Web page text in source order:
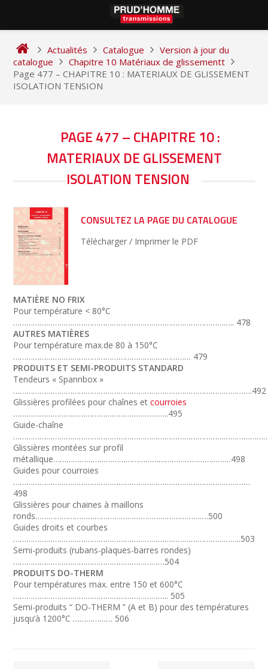
content
Actualités Catalogue
Version à jour du
catalogue
Chapitre 10 Matériaux de glissementt
Page 477 – CHAPITRE 10 : MATERIAUX DE GLISSEMENT
ISOLATION TENSION
PAGE 477 – CHAPITRE 10 :
MATERIAUX DE GLISSEMENT
ISOLATION TENSION
CONSULTEZ LA PAGE DU CATALOGUE
Télécharger / Imprimer le PDF
MATIÈRE NO FRIX
Pour température < 80°C
……………………………………………………………………………………….. 478
AUTRES MATIÈRES
Pour température max.de 80 à 150°C
……………………………………………………………………… 479
PRODUITS ET SEMI-PRODUITS STANDARD
Tendeurs « Spannbox »
……………………………………………………………………………………………….492
Glissières profilées pour chaînes etcourroies
……………………………………………………………..495
Guide-chaîne
Glissières montées sur profil
métallique………………………………………………………………………498
Guides pour courroies
………………………………………………………………………………………………
498
Glissières pour chaines à maillons
ronds…………………………………………………………………….500
Guides droits et courbes
…………………………………………………………………………………………..503
Semi-produits (rubans-plaques-barres rondes)
……………………………………………………………504
PRODUITS DO-THERM
Pour températures max. entre 150 et 600°C
…………………………………………………………….. 505
Semi-produits “ DO-THERM ” (A et B) pour des températures
jusqu’à 1200°C ……………… 506
NAVIGATION
L’ARTICLE